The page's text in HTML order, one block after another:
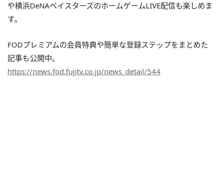
や横浜DeNAベイスターズのホームゲームLIVE配信も楽しめま
す。
FODプレミアムの会員特典や簡単な登録ステップをまとめた
記事も公開中。
https://news.fod.fujitv.co.jp/news_detail/544